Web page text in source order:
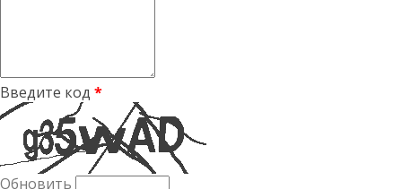
Введите код *
Обновить